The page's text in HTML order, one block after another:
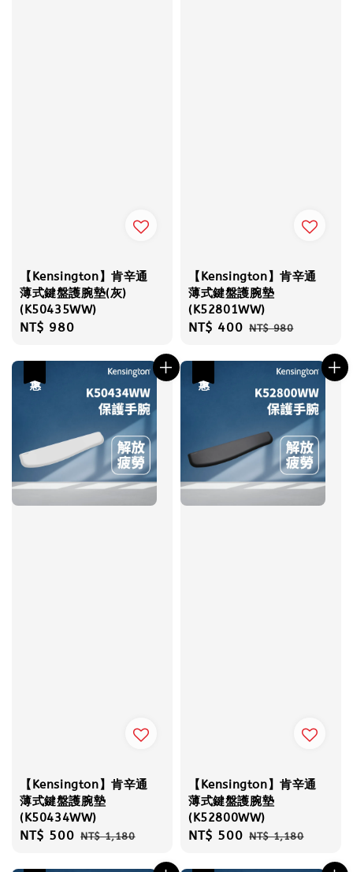
【Kensington】肯辛通
薄式鍵盤護腕墊(灰)
(K50435WW)
Regular
NT$ 980
【Kensington】肯辛通
薄式鍵盤護腕墊
(K52801WW)
Sale
NT$ 400 Regular
NT$ 980
【Kensington】肯辛通
薄式鍵盤護腕墊
(K50434WW)
Sale
NT$ 500 Regular
NT$ 1,180
【Kensington】肯辛通
薄式鍵盤護腕墊
(K52800WW)
Sale
NT$ 500 Regular
NT$ 1,180